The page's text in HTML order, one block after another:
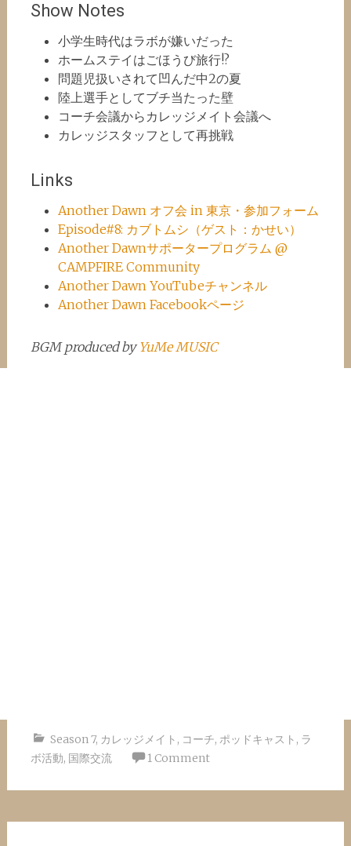
Show Notes
小学生時代はラボが嫌いだった
ホームステイはごほうび旅行!?
問題児扱いされて凹んだ中2の夏
陸上選手としてブチ当たった壁
コーチ会議からカレッジメイト会議へ
カレッジスタッフとして再挑戦
Links
Another Dawn オフ会 in 東京・参加フォーム
Episode#8: カブトムシ（ゲスト：かせい）
Another Dawnサポータープログラム @
CAMPFIRE Community
Another Dawn YouTubeチャンネル
Another Dawn Facebookページ
BGM produced byYuMe MUSIC
Season 7, カレッジメイト , コーチ, ポッドキャスト , ラ
ボ活動, 国際交流 1 Comment